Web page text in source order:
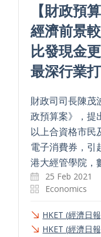
【財政預
經濟前景
比發現金
最深行業
財政司司長陳茂
政預算案》，提
以上合資格市民
電子消費券，引
港大經管學院，
25 Feb 2021
Economics
HKET (經濟日
HKET (經濟日